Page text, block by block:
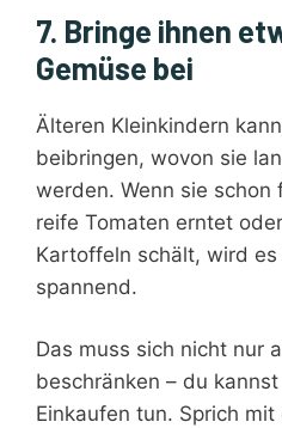
7. Bringe ihnen
Gemüse bei
Älteren Kleinkindern
beibringen, wovon sie
werden. Wenn sie schon
reife Tomaten erntet
Kartoffeln schält, wird
spannend.
Das muss sich nicht nur
beschränken – du
Einkaufen tun. Sprich